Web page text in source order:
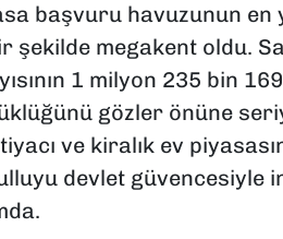
başvuru havuzunun en
şekilde megakent oldu.
1 milyon 235 bin
gözler önüne
ve kiralık ev
devlet güvencesiyle